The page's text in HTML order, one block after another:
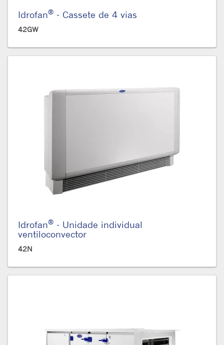
Idrofan® - Cassete de 4 vias
42GW
Idrofan® - Unidade individual
ventiloconvector
42N